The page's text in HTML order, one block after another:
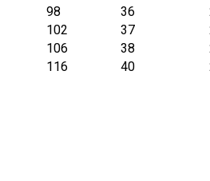
98 36
102 37
106 38
116 40